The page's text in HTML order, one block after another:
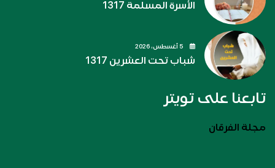
الأسرة المسلمة 1317
شباب تحت العشرين 1317
تابعنا على تويتر
مجلة الفرقان